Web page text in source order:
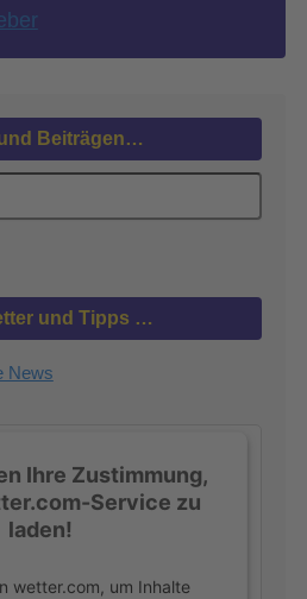
Beiträgen…
und Tipps …
Ihre Zustimmung,
Service zu
laden!
wetter.com, um Inhalte